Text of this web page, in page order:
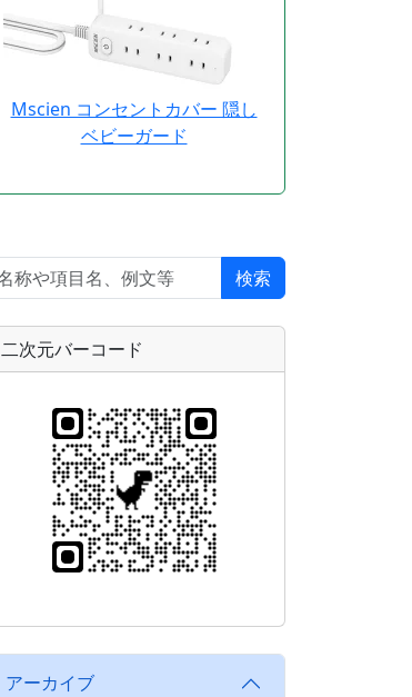
Mscien コンセントカバー 隠し
ベビーガード
検索
二次元バーコード
アーカイブ